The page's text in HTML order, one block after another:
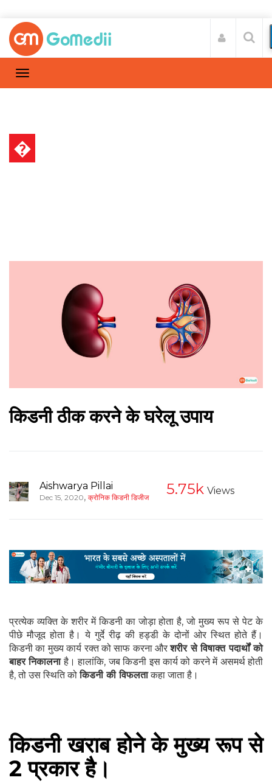
�
किडनी ठीक करने के घरेलू उपाय
Aishwarya Pillai
Dec 15, 2020, क्रोनिक किडनी डिजीज 5.75k Views
प्रत्येक व्यक्ति के शरीर में किडनी का जोड़ा होता है, जो मुख्य रूप से पेट के
पीछे मौजूद होता है। ये गुर्दे रीढ़ की हड्डी के दोनों ओर स्थित होते हैं।
किडनी का मुख्य कार्य रक्त को साफ करना औरशरीर से विषाक्त पदार्थों को
बाहर निकालनाहै। हालांकि, जब किडनी इस कार्य को करने में असमर्थ होती
है, तो उस स्थिति कोकिडनी की विफलताकहा जाता है।
किडनी खराब होने के मुख्य रूप से
2 प्रकार है।